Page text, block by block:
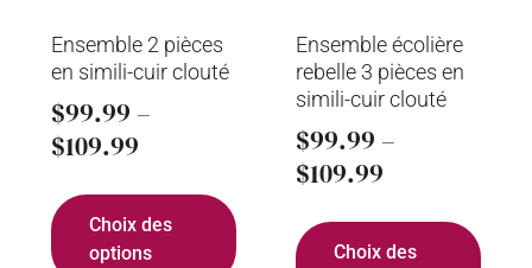
Ensemble 2 pièces
en simili-cuir clouté
$99.99 –
$109.99
Choix des
options
Ensemble écolière
rebelle 3 pièces en
simili-cuir clouté
$99.99 –
$109.99
Choix des